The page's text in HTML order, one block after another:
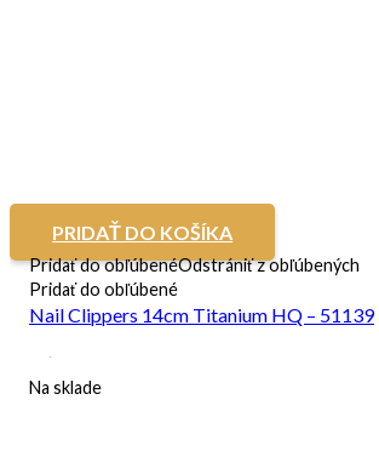
PRIDAŤ DO KOŠÍKA
Pridať do obľúbenéOdstrániť z obľúbených
Pridať do obľúbené
Nail Clippers 14cm Titanium HQ – 51139
Na sklade